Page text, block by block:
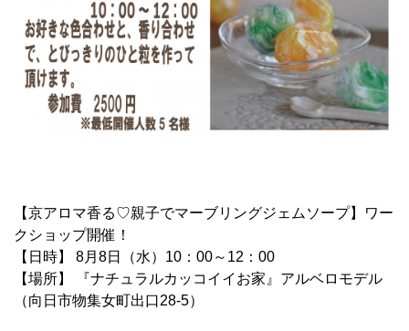
【京アロマ香る♡親子でマーブリングジェムソープ】ワー
クショップ開催！
【日時】 8月8日（水）10：00～12：00
【場所】 『ナチュラルカッコイイお家』アルベロモデル
（向日市物集女町出口28-5）